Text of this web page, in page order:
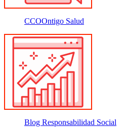
CCOOntigo Salud
Blog Responsabilidad Social